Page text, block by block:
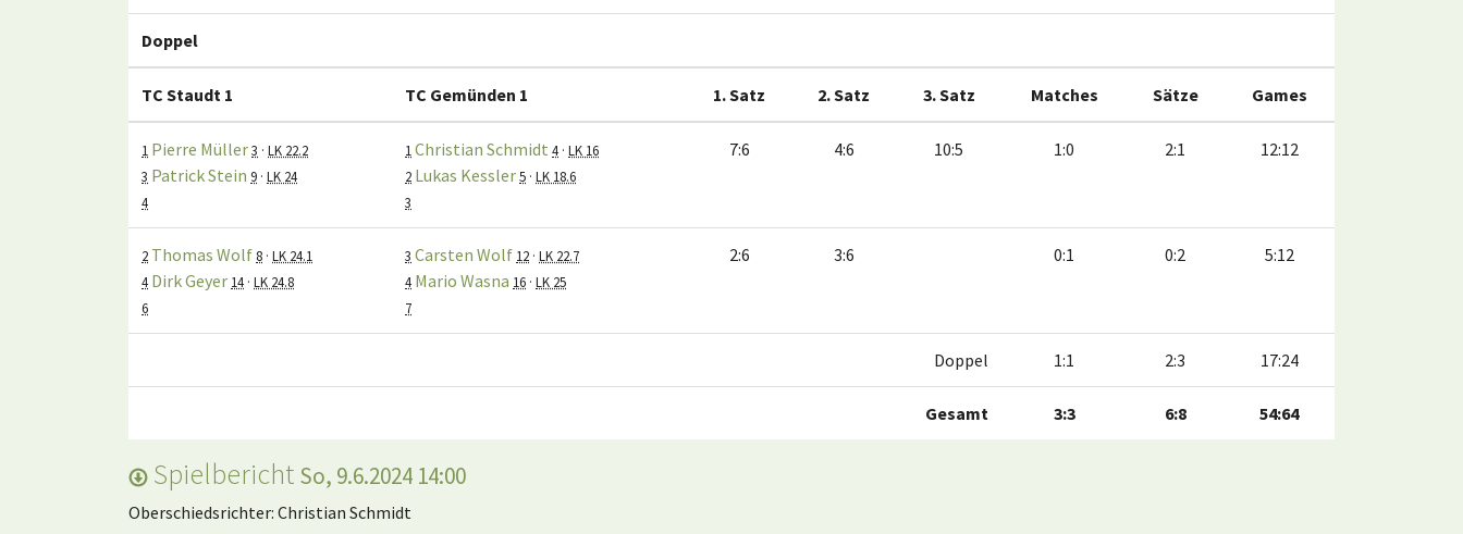
Doppel
TC Staudt 1 TC Gemünden 1 1. Satz 2. Satz 3. Satz Matches Sätze Games
1 Pierre Müller3 · LK 22.2
3 Patrick Stein 9 · LK 24
4
1 Christian Schmidt 4 · LK 16
2 Lukas Kessler5 · LK 18.6
3
7:6 4:6 10:5 1:0 2:1 12:12
2 Thomas Wolf 8 · LK 24.1
4 Dirk Geyer 14 · LK 24.8
6
3 Carsten Wolf 12 · LK 22.7
4 Mario Wasna 16 · LK 25
7
2:6 3:6 0:1 0:2 5:12
Doppel 1:1 2:3 17:24
Gesamt 3:3 6:8 54:64
Spielbericht So, 9.6.2024 14:00
Oberschiedsrichter: Christian Schmidt